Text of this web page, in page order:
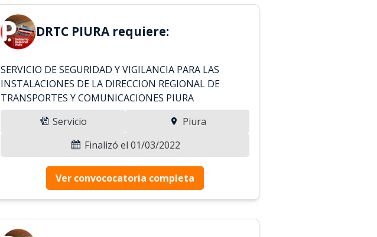
DRTC PIURA requiere:
SERVICIO DE SEGURIDAD Y VIGILANCIA PARA LAS
INSTALACIONES DE LA DIRECCION REGIONAL DE
TRANSPORTES Y COMUNICACIONES PIURA
Servicio
Piura
Finalizó el 01/03/2022
Ver convococatoria completa